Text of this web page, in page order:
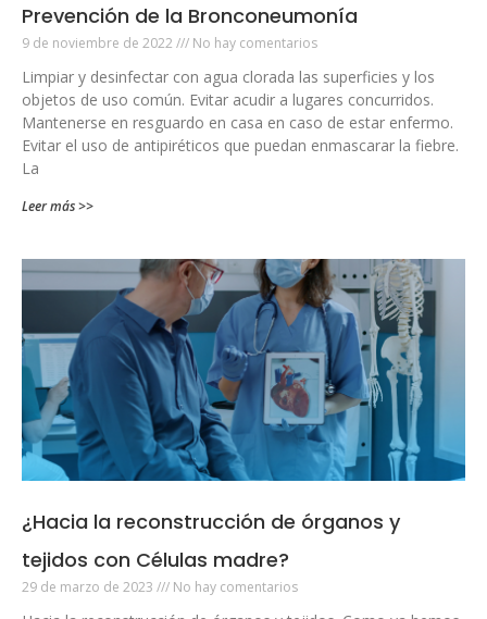
Prevención de la Bronconeumonía
9 de noviembre de 2022 No hay comentarios
Limpiar y desinfectar con agua clorada las superficies y los
objetos de uso común. Evitar acudir a lugares concurridos.
Mantenerse en resguardo en casa en caso de estar enfermo.
Evitar el uso de antipiréticos que puedan enmascarar la fiebre.
La
Leer más >>
¿Hacia la reconstrucción de órganos y
tejidos con Células madre?
29 de marzo de 2023 No hay comentarios